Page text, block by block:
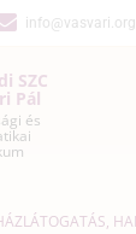
info@vasvari.org
SZC
Pál
és